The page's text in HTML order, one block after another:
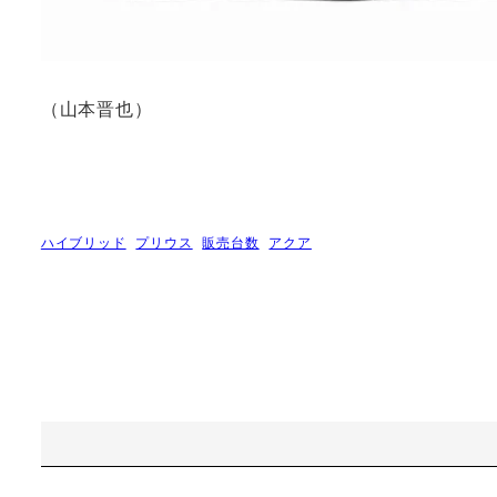
（山本晋也）
ハイブリッド プリウス 販売台数 アクア